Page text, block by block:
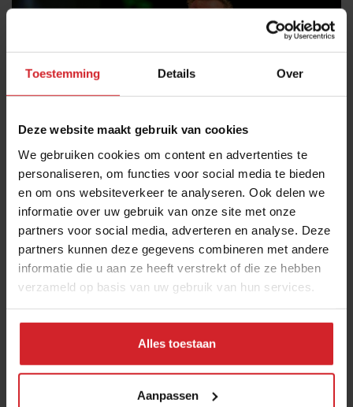
Toestemming Details Over
Deze website maakt gebruik van cookies
We gebruiken cookies om content en advertenties te
personaliseren, om functies voor social media te bieden
en om ons websiteverkeer te analyseren. Ook delen we
informatie over uw gebruik van onze site met onze
partners voor social media, adverteren en analyse. Deze
partners kunnen deze gegevens combineren met andere
informatie die u aan ze heeft verstrekt of die ze hebben
verzameld op basis van uw gebruik van hun services.
Alles toestaan
Aanpassen
Bob Hutten over ervaringen en lessen van
vorige lockdowns
Leiders over lockdown
30 november 2021 | 2 min
Foodservice Gezondheid